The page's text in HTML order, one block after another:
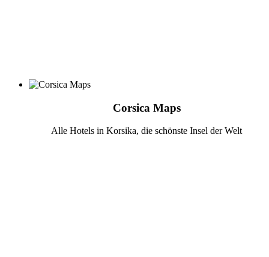
Corsica Maps
Alle Hotels in Korsika, die schönste Insel der Welt